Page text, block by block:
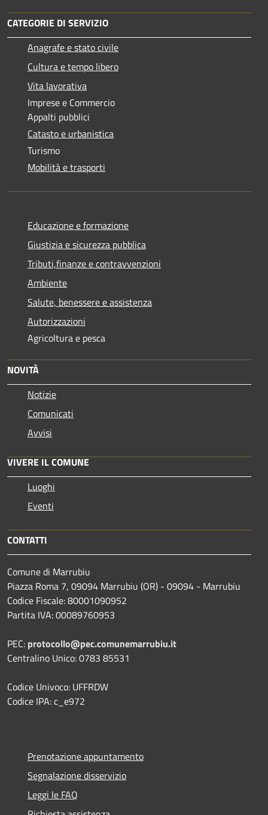
CATEGORIE DI SERVIZIO
Anagrafe e stato civile
Cultura e tempo libero
Vita lavorativa
Imprese e Commercio
Appalti pubblici
Catasto e urbanistica
Turismo
Mobilità e trasporti
Educazione e formazione
Giustizia e sicurezza pubblica
Tributi,finanze e contravvenzioni
Ambiente
Salute, benessere e assistenza
Autorizzazioni
Agricoltura e pesca
NOVITÀ
Notizie
Comunicati
Avvisi
VIVERE IL COMUNE
Luoghi
Eventi
CONTATTI
Comune di Marrubiu
Piazza Roma 7, 09094 Marrubiu (OR) - 09094 - Marrubiu
Codice Fiscale: 80001090952
Partita IVA: 00089760953
PEC: protocollo@pec.comunemarrubiu.it
Centralino Unico: 0783 85531
Codice Univoco: UFFRDW
Codice IPA: c_e972
Prenotazione appuntamento
Segnalazione disservizio
Leggi le FAQ